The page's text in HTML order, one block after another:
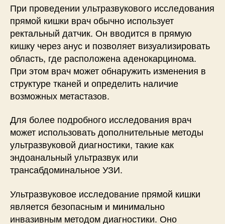
При проведении ультразвукового исследования
прямой кишки врач обычно использует
ректальный датчик. Он вводится в прямую
кишку через анус и позволяет визуализировать
область, где расположена аденокарцинома.
При этом врач может обнаружить изменения в
структуре тканей и определить наличие
возможных метастазов.
Для более подробного исследования врач
может использовать дополнительные методы
ультразвуковой диагностики, такие как
эндоанальный ультразвук или
трансабдоминальное УЗИ.
Ультразвуковое исследование прямой кишки
является безопасным и минимально
инвазивным методом диагностики. Оно